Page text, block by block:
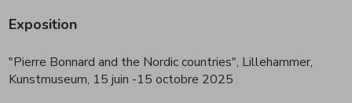
Exposition
"Pierre Bonnard and the Nordic countries", Lillehammer,
Kunstmuseum, 15 juin -15 octobre 2025